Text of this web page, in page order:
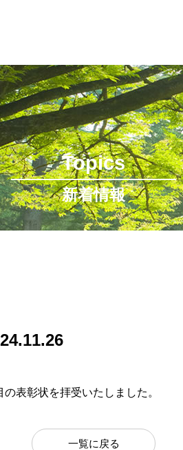
Topics
新着情報
表彰状を拝受いたしました。
一覧に戻る